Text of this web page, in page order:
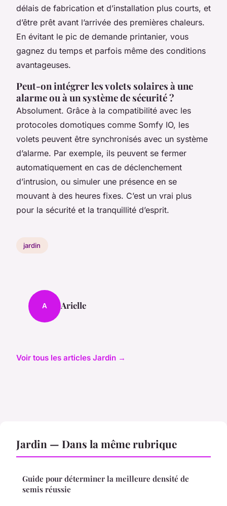
délais de fabrication et d’installation plus courts, et
d’être prêt avant l’arrivée des premières chaleurs.
En évitant le pic de demande printanier, vous
gagnez du temps et parfois même des conditions
avantageuses.
Peut-on intégrer les volets solaires à une
alarme ou à un système de sécurité ?
Absolument. Grâce à la compatibilité avec les
protocoles domotiques comme Somfy IO, les
volets peuvent être synchronisés avec un système
d’alarme. Par exemple, ils peuvent se fermer
automatiquement en cas de déclenchement
d’intrusion, ou simuler une présence en se
mouvant à des heures fixes. C’est un vrai plus
pour la sécurité et la tranquillité d’esprit.
jardin
A Arielle
Voir tous les articles Jardin →
Jardin — Dans la même rubrique
Guide pour déterminer la meilleure densité de
semis réussie